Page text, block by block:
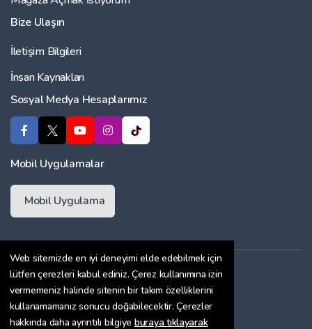
Web sitemizde en iyi deneyimi elde edebilmek için
lütfen çerezleri kabul ediniz. Çerez kullanımına izin
vermemeniz halinde sitenin bir takım özelliklerini
kullanamamanız sonucu doğabilecektir. Çerezler
hakkında daha ayrıntılı bilgiye buraya tıklayarak
Bize Ulaşın
İletişim Bilgileri
İnsan Kaynakları
Sosyal Medya Hesaplarımız
Mobil Uygulamalar
Mobil Uygulama
Üyelik Sözleşmesi
Çerez Politikası
Gizlilik Sözleşmesi